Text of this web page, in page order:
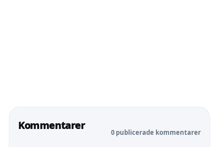
Kommentarer
0 publicerade kommentarer